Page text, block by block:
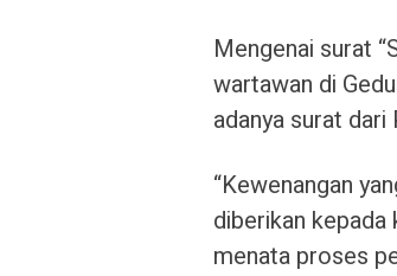
Mengenai surat
wartawan di
adanya surat dari
“Kewenangan
diberikan kepada
menata proses